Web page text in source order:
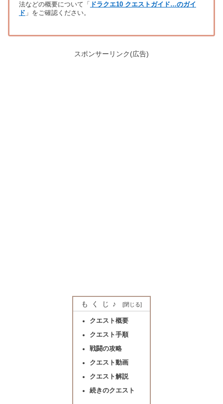
法などの概要について「
ドラクエ10 クエストガイド…のガイ
ド 」をご確認ください。
スポンサーリンク(広告)
もくじ♪
クエスト概要
クエスト手順
戦闘の攻略
クエスト動画
クエスト解説
続きのクエスト